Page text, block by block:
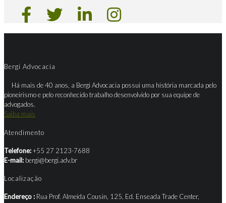
Bergi Advocacia
Há mais de 40 anos, a Bergi Advocacia possui uma história marcada pelo
pioneirismo e pelo reconhecido trabalho desenvolvido por sua equipe de
advogados.
Saiba mais
Atendimento
Telefone:+55 27 2123-7688
E-mail: bergi@bergi.adv.br
Localização
Endereço : Rua Prof. Almeida Cousin, 125, Ed. Enseada Trade Center,